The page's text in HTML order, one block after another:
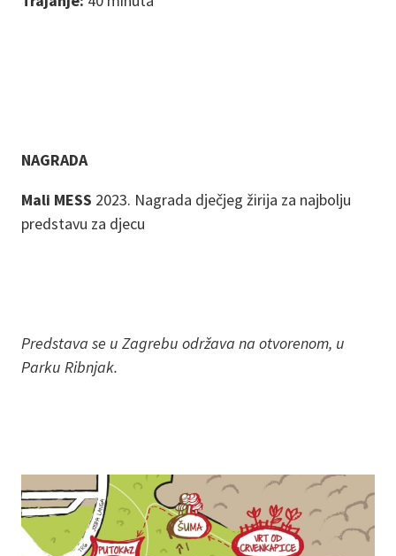
NAGRADA
Mali MESS 2023. Nagrada dječjeg žirija za najbolju
predstavu za djecu
Predstava se u Zagrebu održava na otvorenom, u
Parku Ribnjak.